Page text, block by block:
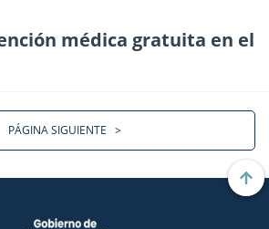
médica gratuita en el
PÁGINA SIGUIENTE >